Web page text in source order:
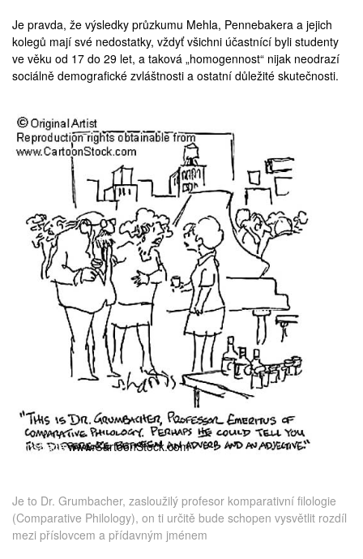
Je pravda, že výsledky průzkumu Mehla, Pennebakera a jejich
kolegů mají své nedostatky, vždyť všichni účastnící byli studenty
ve věku od 17 do 29 let, a taková „homogennost“ nijak neodrazí
sociálně demografické zvláštnosti a ostatní důležité skutečnosti.
ilustracewww.CartoonStock.com
Je to Dr. Grumbacher, zasloužilý profesor komparativní filologie
(Comparative Philology), on ti určitě bude schopen vysvětlit rozdíl
mezi příslovcem a přídavným jménem